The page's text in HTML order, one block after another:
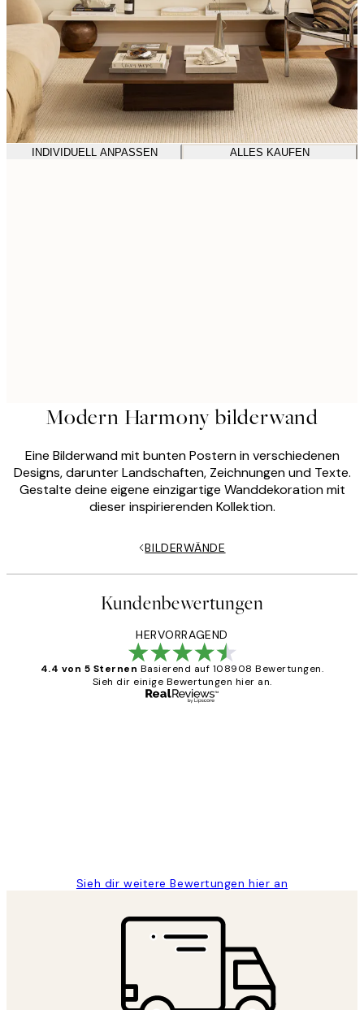
INDIVIDUELL ANPASSEN ALLES KAUFEN
Modern Harmony bilderwand
Eine Bilderwand mit bunten Postern in verschiedenen
Designs, darunter Landschaften, Zeichnungen und Texte.
Gestalte deine eigene einzigartige Wanddekoration mit
dieser inspirierenden Kollektion.
BILDERWÄNDE
Kundenbewertungen
HERVORRAGEND
4.4 von 5 Sternen Basierend auf 108908 Bewertungen.
Sieh dir einige Bewertungen hier an.
Sieh dir weitere Bewertungen hier an